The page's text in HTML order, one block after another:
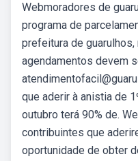
Webmoradores de
programa de
prefeitura de
agendamentos devem
que aderir à anistia de
outubro terá 90% de.
contribuintes que
oportunidade de obter